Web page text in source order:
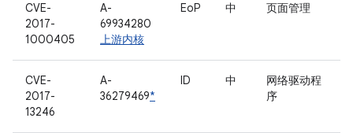
CVE-
2017-
1000405
A-
69934280
上游内核
EoP 中 页面管理
CVE-
2017-
13246
A-
36279469*
ID 中
网络驱动程
序